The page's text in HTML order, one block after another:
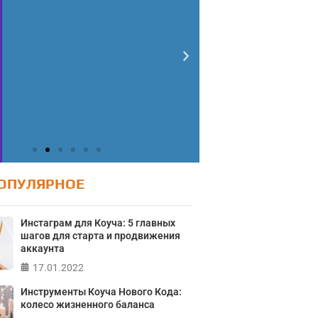
Тест: Как я
свою
жизнь?
Инстаграм для Коуча: 5 главных
шагов для старта и продвижения
аккаунта
17.01.2022
Инструменты Коуча Нового Кода:
колесо жизненного баланса